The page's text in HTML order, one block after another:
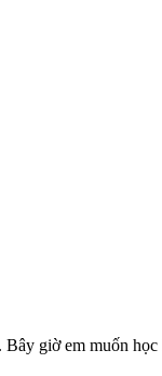
giờ em muốn